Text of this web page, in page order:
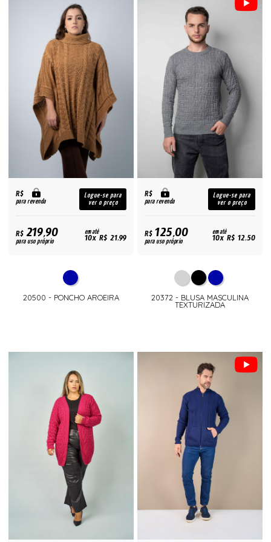
R$
para revenda
Logue-se para
ver o preço
R$219,90
para uso próprio
em até
10x R$ 21,99
20500 - PONCHO AROEIRA
R$
para revenda
Logue-se para
ver o preço
R$125,00
para uso próprio
em até
10x R$ 12,50
20372 - BLUSA MASCULINA
TEXTURIZADA